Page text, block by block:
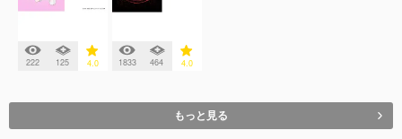
222 125 4.0 1833 464 4.0
もっと見る